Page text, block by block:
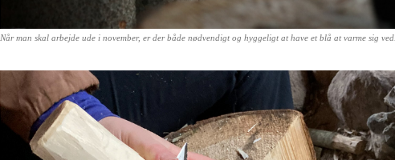
Når man skal arbejde ude i november, er der både nødvendigt og hyggeligt at have et blå at varme sig ved.